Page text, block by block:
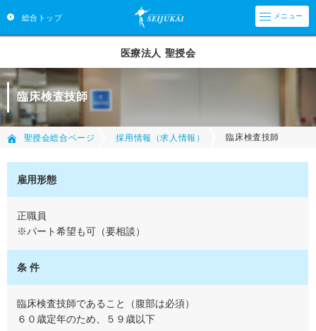
総合トップ メニュー
医療法人 聖授会
臨床検査技師
聖授会総合ページ 採用情報（求人情報） 臨床検査技師
雇用形態
正職員
※パート希望も可（要相談）
条 件
臨床検査技師であること（腹部は必須）
６０歳定年のため、５９歳以下